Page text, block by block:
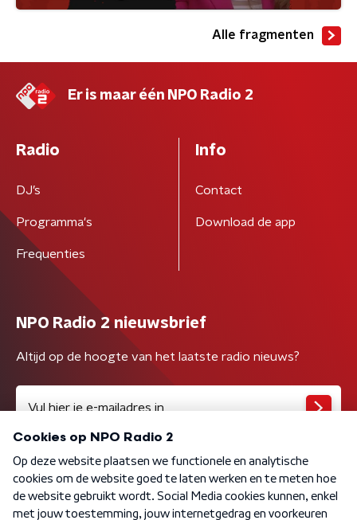
Alle fragmenten
Er is maar één NPO Radio 2
Radio
DJ’s
Programma's
Frequenties
Info
Contact
Download de app
NPO Radio 2 nieuwsbrief
Altijd op de hoogte van het laatste radio nieuws?
Algemene voorwaarden